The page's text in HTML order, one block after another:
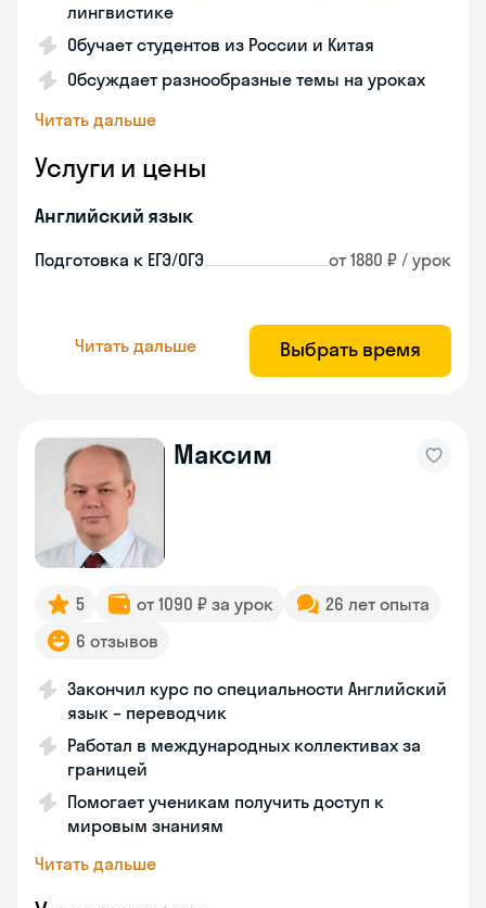
лингвистике
Обучает студентов из России и Китая
Обсуждает разнообразные темы на уроках
Читать дальше
Услуги и цены
Английский язык
Подготовка к ЕГЭ/ОГЭ от 1880 ₽ / урок
Читать дальше Выбрать время
Максим
5 от 1090 ₽ за урок
26 лет опыта
6 отзывов
Закончил курс по специальности Английский
язык – переводчик
Работал в международных коллективах за
границей
Помогает ученикам получить доступ к
мировым знаниям
Читать дальше